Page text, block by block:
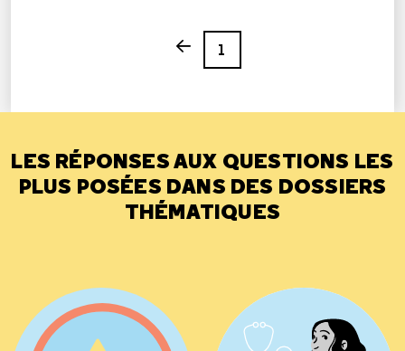
Previous page
Page
1
LES RÉPONSES AUX QUESTIONS LES
PLUS POSÉES DANS DES DOSSIERS
THÉMATIQUES